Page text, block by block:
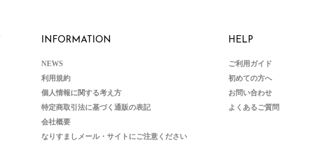
INFORMATION
NEWS
利用規約
個人情報に関する考え方
特定商取引法に基づく通販の表記
会社概要
なりすましメール・サイトにご注意ください
HELP
ご利用ガイド
初めての方へ
お問い合わせ
よくあるご質問